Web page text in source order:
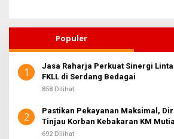
Populer
1
Jasa Raharja Perkuat Sinergi
FKLL di Serdang Bedagai
858 Dilihat
2
Pastikan Pekayanan Maksimal,
Tinjau Korban Kebakaran KM
692 Dilihat